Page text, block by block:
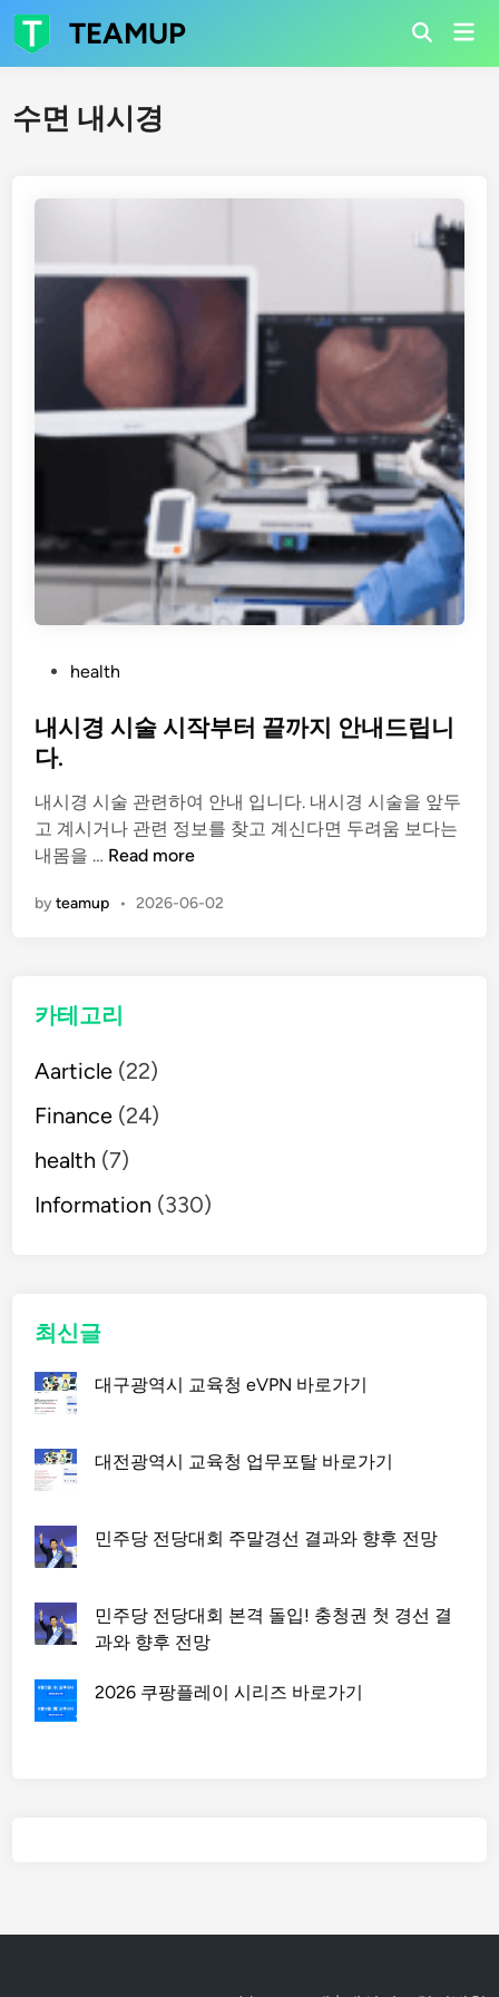
Skip
to
content
TEAMUP
Open
수면 내시경
s
t
d
i
n
health
내시경 시술 시작부터 끝까지 안내드립니
다.
내시경 시술 관련하여 안내 입니다. 내시경 시술을 앞두
고 계시거나 관련 정보를 찾고 계신다면 두려움 보다는
내몸을 … 내
경
작
터
까
지
안
내
Read more
byteamup • 2026-06-02
카테고리
Aarticle (22)
Finance (24)
health (7)
Information (330)
최신글
대구광역시 교육청 eVPN 바로가기
대전광역시 교육청 업무포탈 바로가기
민주당 전당대회 주말경선 결과와 향후 전망
민주당 전당대회 본격 돌입! 충청권 첫 경선 결
과와 향후 전망
2026 쿠팡플레이 시리즈 바로가기